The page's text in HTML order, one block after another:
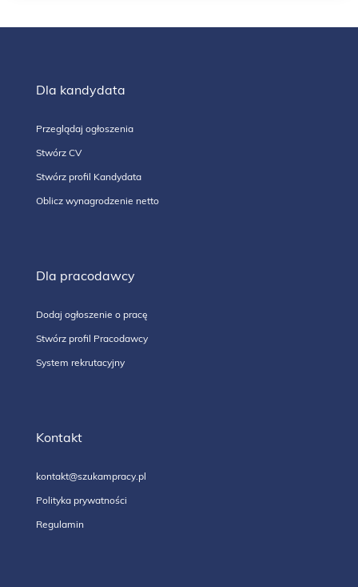
Dla kandydata
Przeglądaj ogłoszenia
Stwórz CV
Stwórz profil Kandydata
Oblicz wynagrodzenie netto
Dla pracodawcy
Dodaj ogłoszenie o pracę
Stwórz profil Pracodawcy
System rekrutacyjny
Kontakt
kontakt@szukampracy.pl
Polityka prywatności
Regulamin